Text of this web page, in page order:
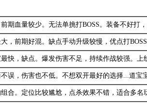
期血量较少。无法单挑打BOSS。装备不好打
大，前期好混。缺点手动升级较慢，优点打
快，缺点。爆发伤害不足，持续作战较强。
不误，伤害也不低。不想双开最好的选择...道宝
组合。定位比较尴尬，点杀效果不错，适合多